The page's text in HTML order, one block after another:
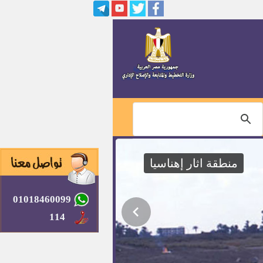
01018460099
114
منطقة اثار إهناسيا
58 فرصة عمل بالشركة العربية
لتصنيع المواسير المعدنية بالمنطقة
132 فرصة عمل بالشركة الدولية
لصناعة السيراميك (سيراميكا
90 فرصة عمل بمصنع الشرق
(جلوريا)
173 وظيفة شاغرة لحملة الماجستير
والشبابيك
وظائف بمصنع تكنوتكس للملابس
الجاهزة بمدينة 15 مايو